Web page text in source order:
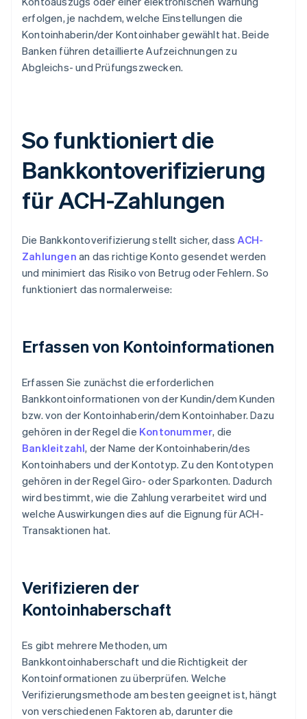
erfolgen, je nachdem, welche Einstellungen die
Kontoinhaberin/der Kontoinhaber gewählt hat. Beide
Banken führen detaillierte Aufzeichnungen zu
Abgleichs- und Prüfungszwecken.
So funktioniert die
Bankkontoverifizierung
für ACH-Zahlungen
Die Bankkontoverifizierung stellt sicher, dassACH-
Zahlungen an das richtige Konto gesendet werden
und minimiert das Risiko von Betrug oder Fehlern. So
funktioniert das normalerweise:
Erfassen von Kontoinformationen
Erfassen Sie zunächst die erforderlichen
Bankkontoinformationen von der Kundin/dem Kunden
bzw. von der Kontoinhaberin/dem Kontoinhaber. Dazu
gehören in der Regel die Kontonummer, die
Bankleitzahl, der Name der Kontoinhaberin/des
Kontoinhabers und der Kontotyp. Zu den Kontotypen
gehören in der Regel Giro- oder Sparkonten. Dadurch
wird bestimmt, wie die Zahlung verarbeitet wird und
welche Auswirkungen dies auf die Eignung für ACH-
Transaktionen hat.
Verifizieren der
Kontoinhaberschaft
Es gibt mehrere Methoden, um
Bankkontoinhaberschaft und die Richtigkeit der
Kontoinformationen zu überprüfen. Welche
Verifizierungsmethode am besten geeignet ist, hängt
von verschiedenen Faktoren ab, darunter die